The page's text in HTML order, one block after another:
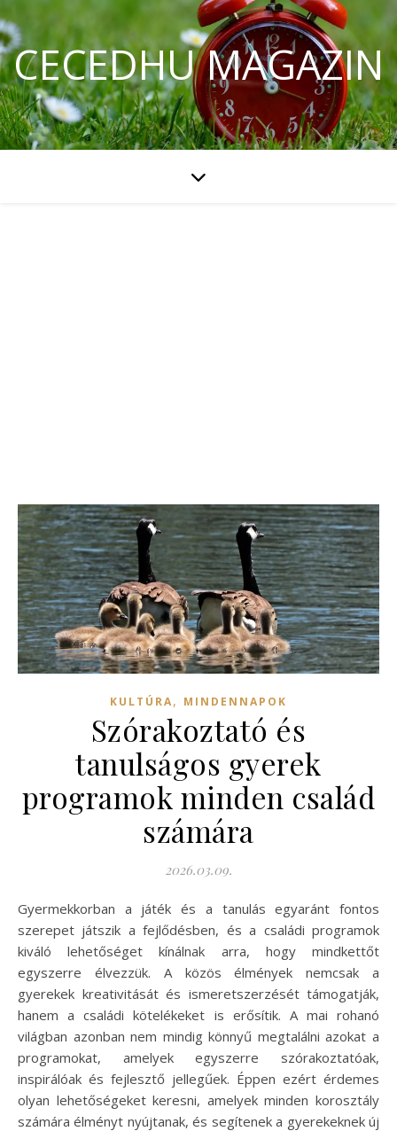
CECEDHU MAGAZIN
KULTÚRA, MINDENNAPOK
Szórakoztató és
tanulságos gyerek
programok minden család
számára
2026.03.09.
Gyermekkorban a játék és a tanulás egyaránt fontos
szerepet játszik a fejlődésben, és a családi programok
kiváló lehetőséget kínálnak arra, hogy mindkettőt
egyszerre élvezzük. A közös élmények nemcsak a
gyerekek kreativitását és ismeretszerzését támogatják,
hanem a családi kötelékeket is erősítik. A mai rohanó
világban azonban nem mindig könnyű megtalálni azokat a
programokat, amelyek egyszerre szórakoztatóak,
inspirálóak és fejlesztő jellegűek. Éppen ezért érdemes
olyan lehetőségeket keresni, amelyek minden korosztály
számára élményt nyújtanak, és segítenek a gyerekeknek új